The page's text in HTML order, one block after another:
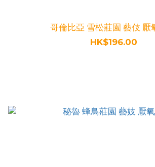
哥倫比亞 雪松莊園 藝伎 厭
HK$196.00